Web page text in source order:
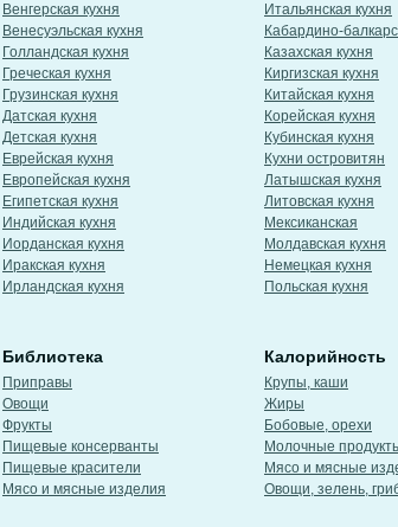
Венгерская кухня
Венесуэльская кухня
Голландская кухня
Греческая кухня
Грузинская кухня
Датская кухня
Детская кухня
Еврейская кухня
Европейская кухня
Египетская кухня
Индийская кухня
Иорданская кухня
Иракская кухня
Ирландская кухня
Итальянская кухня
Кабардино-
Казахская кухня
Киргизская кухня
Китайская кухня
Корейская кухня
Кубинская кухня
Кухни островитян
Латышская кухня
Литовская кухня
Мексиканская
Молдавская кухня
Немецкая кухня
Польская кухня
Библиотека
Приправы
Овощи
Фрукты
Пищевые консерванты
Пищевые красители
Мясо и мясные изделия
Калорийность
Крупы, каши
Жиры
Бобовые, орехи
Молочные
Мясо и мясные
Овощи, зелень,